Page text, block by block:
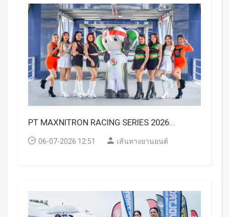
PT MAXNITRON RACING SERIES 2026...
06-07-2026 12:51 เส้นทางยานยนต์